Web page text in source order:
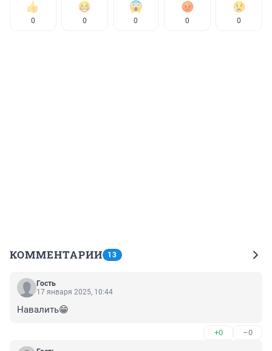
0 0 0 0 0
КОММЕНТАРИИ 13
Гость
17 января 2025, 10:44
Навалить😁
+0 –0